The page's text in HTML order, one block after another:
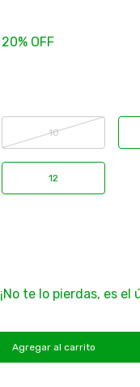
20% OFF
10
12
¡No te lo pierdas, es el